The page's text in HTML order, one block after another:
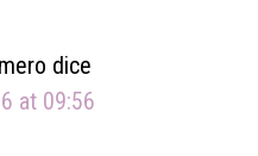
dice
at 09:56